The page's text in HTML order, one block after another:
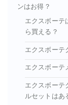
ンはお得？
エクスボーテ
ら買える？
エクスボーテ
エクスボーテ
エクスボーテ
ルセットはあ